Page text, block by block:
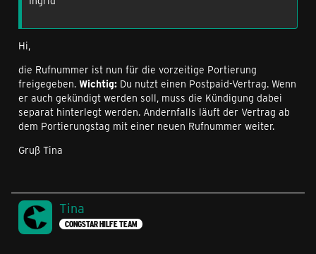
Hi,
die Rufnummer ist nun für die vorzeitige Portierung
freigegeben. Wichtig: Du nutzt einen Postpaid-Vertrag. Wenn
er auch gekündigt werden soll, muss die Kündigung dabei
separat hinterlegt werden. Andernfalls läuft der Vertrag ab
dem Portierungstag mit einer neuen Rufnummer weiter.
Gruß Tina
Tina
CONGSTAR HILFE TEAM